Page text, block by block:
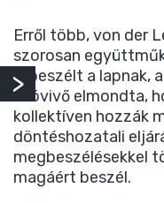
Erről több, von der
szorosan
is beszélt a lapnak,
szóvivő elmondta,
kollektíven hozzák
döntéshozatali
megbeszélésekkel
magáért beszél.